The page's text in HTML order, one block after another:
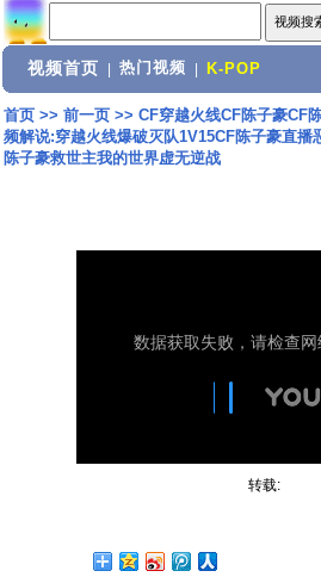
视频首页 热门视频 K-POP
首页>> 前一页>> CF穿越火线CF陈子豪CF
频解说:穿越火线爆破灭队1V15CF陈子豪直播
陈子豪救世主我的世界虚无逆战
转载: